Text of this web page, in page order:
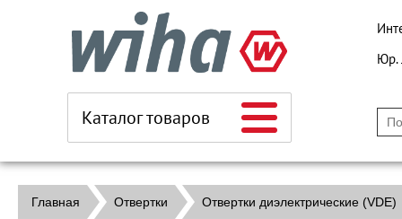
Каталог товаров
Юр.
Главная Отвертки Отвертки диэлектрические (VDE)